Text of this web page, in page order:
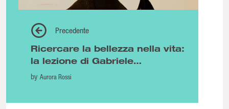
Precedente
Ricercare la bellezza nella vita:
la lezione di Gabriele
D’Annunzio
by Aurora Rossi